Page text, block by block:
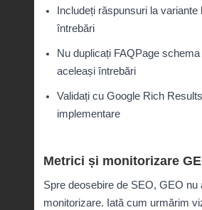
Includeți răspunsuri la
întrebări
Nu duplicați FAQPage
aceleași întrebări
Validați cu Google Rich
implementare
Metrici și monitorizare
Spre deosebire de SEO, GEO nu
monitorizare. Iată cum urmărim